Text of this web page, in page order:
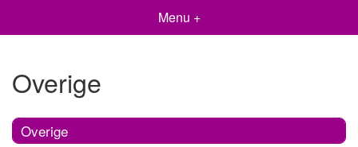
Menu +
Overige
Overige